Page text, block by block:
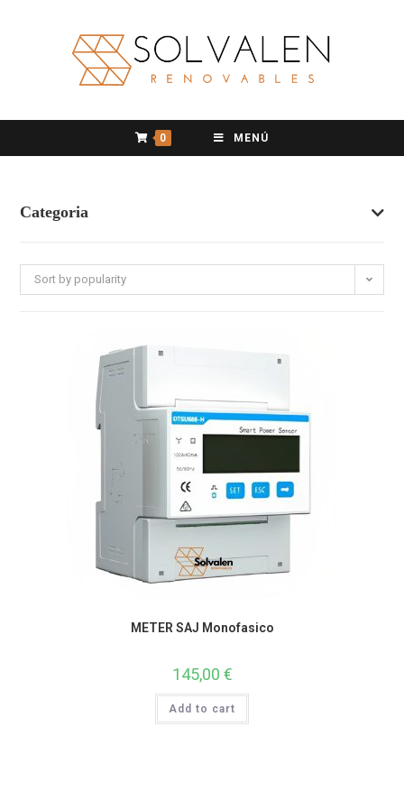
0 MENÚ
Categoria
Sort by popularity
METER SAJ Monofasico
145,00 €
Add to cart